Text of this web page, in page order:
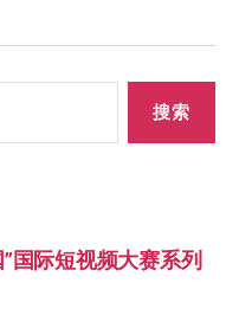
国际短视频大赛系列